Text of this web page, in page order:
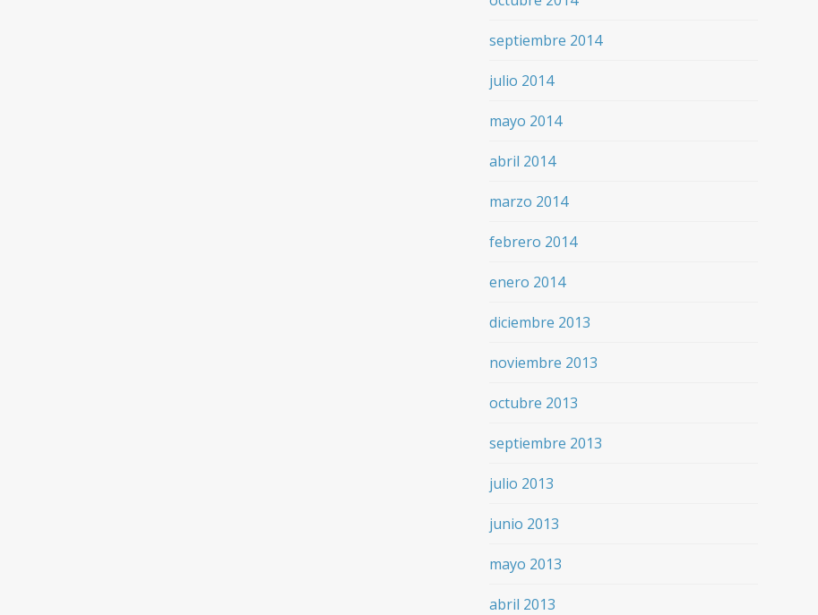
septiembre 2014
julio 2014
mayo 2014
abril 2014
marzo 2014
febrero 2014
enero 2014
diciembre 2013
noviembre 2013
octubre 2013
septiembre 2013
julio 2013
junio 2013
mayo 2013
abril 2013